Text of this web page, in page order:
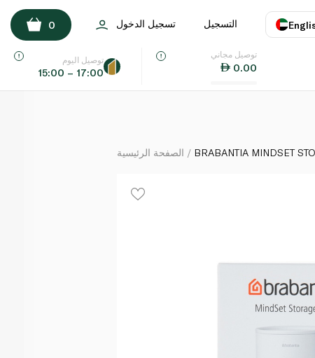
اللغة
التسجيل تسجيل الدخول 0
توصيل مجاني
0.00
توصيل اليوم
15:00 – 17:00
BRABANTIA MINDSET STORAGE POT WHITE
الصفحة الرئيسية BRABANTIA MINDSET